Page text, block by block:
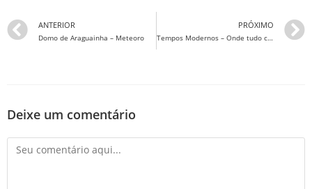
ANTERIOR
Domo de Araguainha – Meteoro
PRÓXIMO
Tempos Modernos – Onde tudo começou
Deixe um comentário